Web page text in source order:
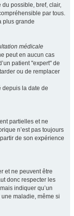
du possible, bref, clair,
par tous.
plus grande
médicale
peut en aucun cas
patient "expert" de
ou de remplacer
depuis la date de
partielles et ne
n’est pas toujours
de son expérience
et ne peuvent être
donc respecter les
indiquer qu’un
maladie, même si